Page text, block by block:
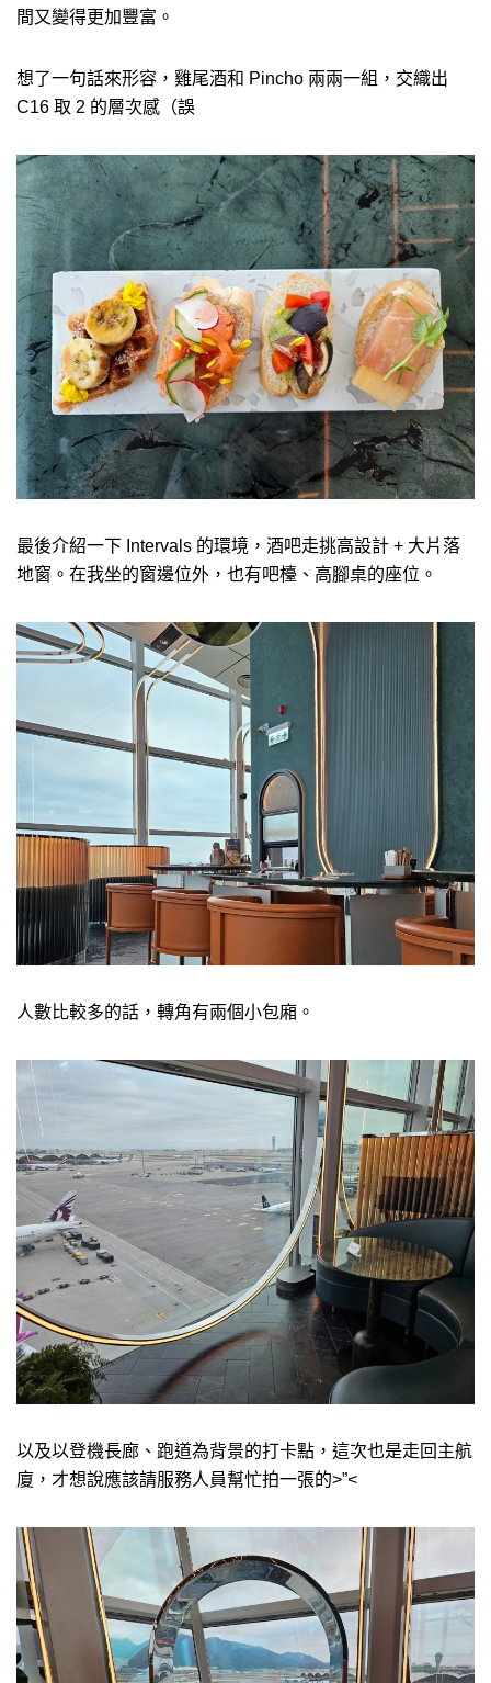
間又變得更加豐富。
想了一句話來形容，雞尾酒和 Pincho 兩兩一組，交織出
C16 取 2 的層次感（誤
最後介紹一下 Intervals 的環境，酒吧走挑高設計 + 大片落
地窗。在我坐的窗邊位外，也有吧檯、高腳桌的座位。
人數比較多的話，轉角有兩個小包廂。
以及以登機長廊、跑道為背景的打卡點，這次也是走回主航
廈，才想說應該請服務人員幫忙拍一張的>”<